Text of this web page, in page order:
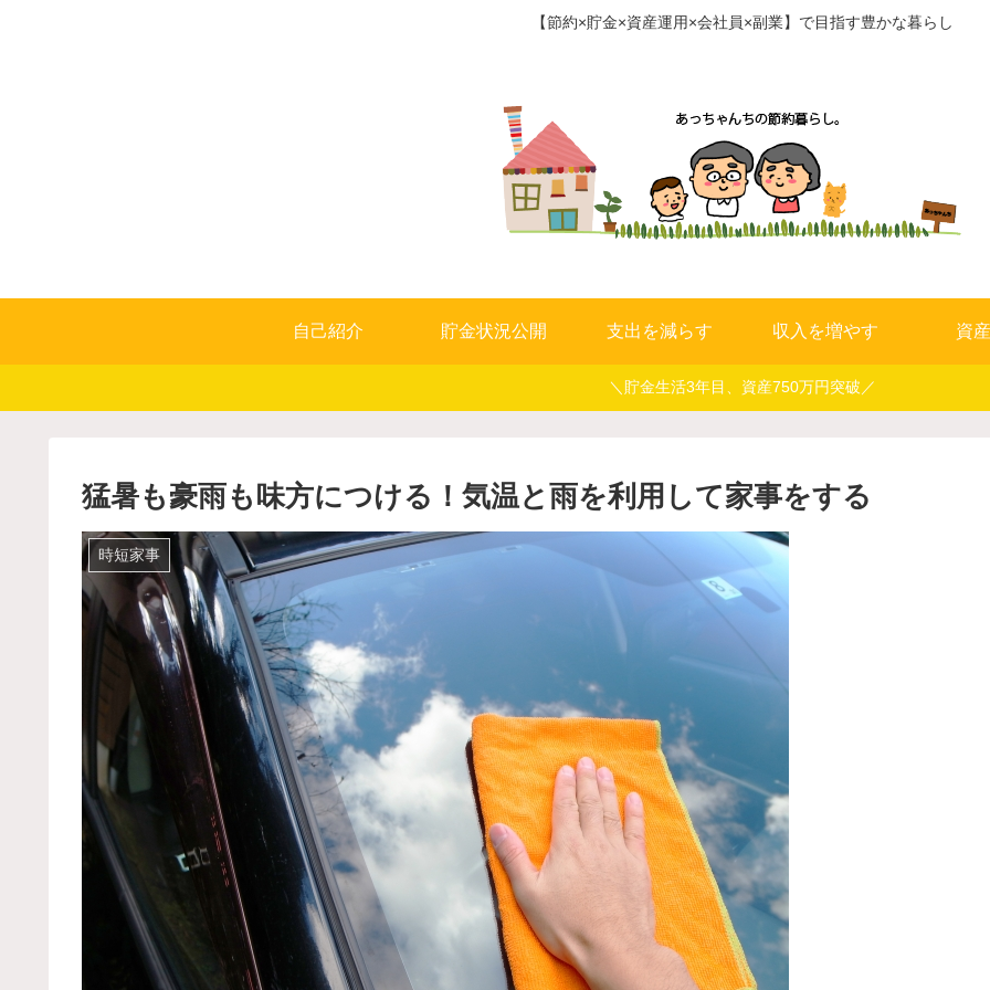
【節約×貯金×資産運用×会社員×副業】で目指す豊かな暮らし
自己紹介 貯金状況公開 支出を減らす 収入を増やす 資
＼貯金生活3年目、資産750万円突破／
猛暑も豪雨も味方につける！気温と雨を利用して家事をする
時短家事